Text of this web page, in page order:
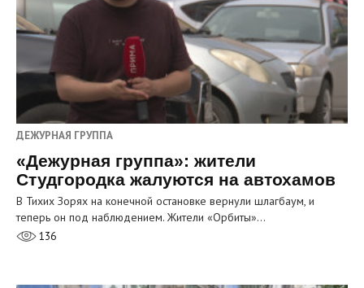
ДЕЖУРНАЯ ГРУППА
«Дежурная группа»: жители
Студгородка жалуются на автохамов
В Тихих Зорях на конечной остановке вернули шлагбаум, и
теперь он под наблюдением. Жители «Орбиты»…
136